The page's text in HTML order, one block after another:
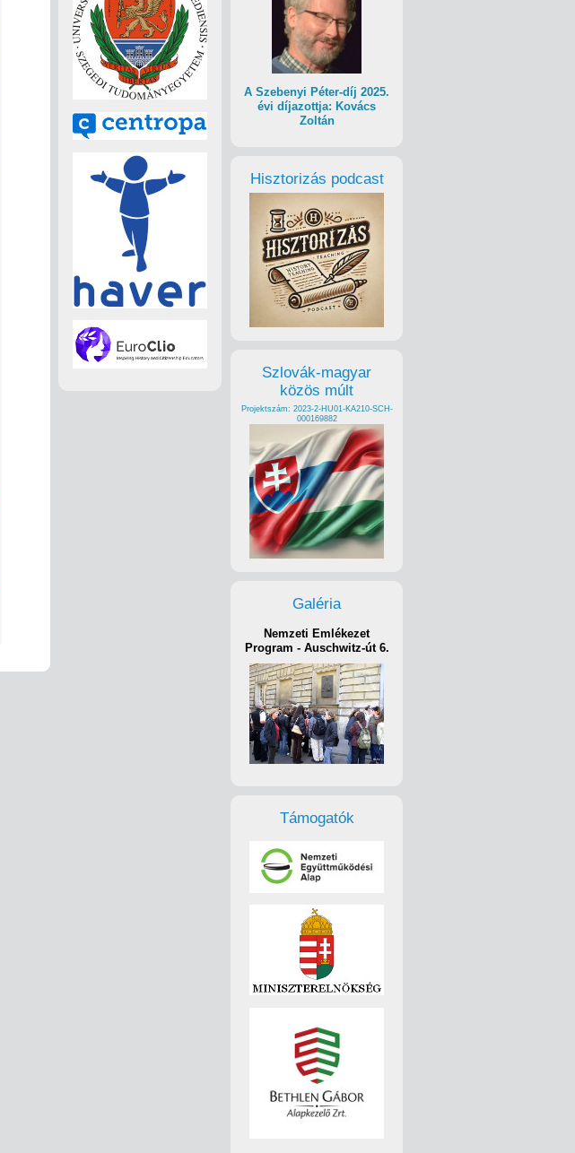
A Szebenyi Péter-díj 2025.
évi díjazottja: Kovács
Zoltán
Hisztorizás podcast
Szlovák-magyar
közös múlt
Projektszám: 2023-2-HU01-KA210-SCH-
000169882
Galéria
Nemzeti Emlékezet
Program - Auschwitz-út 6.
Támogatók